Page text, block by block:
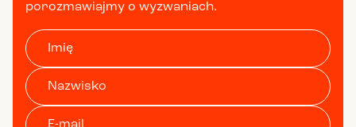
porozmawiajmy o wyzwaniach.